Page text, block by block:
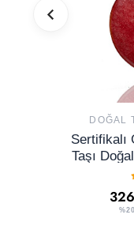
DOĞAL
Sertifikalı
Taşı